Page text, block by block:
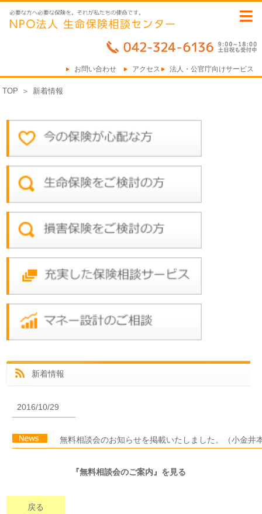
お問い合わせ アクセス 法人・公官庁向けサービス
≡
TOP ＞ 新着情報
新着情報
2016/10/29
無料相談会のお知らせを掲載いたしました。（小金井
『無料相談会のご案内』を見る
戻る